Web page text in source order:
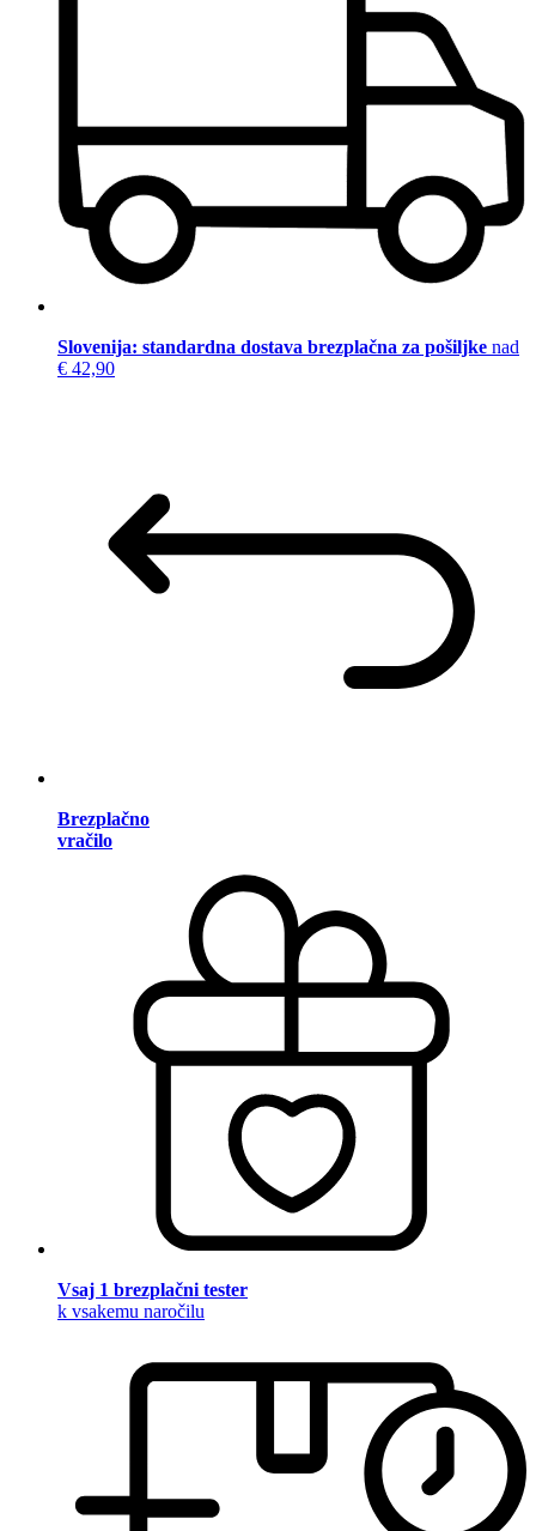
Slovenija: standardna dostava brezplačna za pošiljke nad
€ 42,90
Brezplačno
vračilo
Vsaj 1 brezplačni tester
k vsakemu naročilu